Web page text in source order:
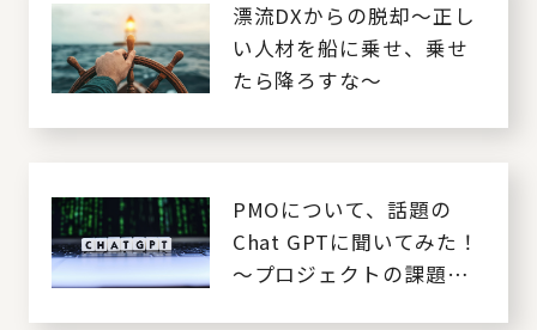
漂流DXからの脱却～正し
い人材を船に乗せ、乗せ
たら降ろすな～
PMOについて、話題の
Chat GPTに聞いてみた！
～プロジェクトの課題と